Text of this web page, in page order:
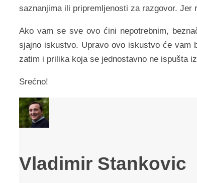
saznanjima ili pripremljenosti za razgovor.
Ako vam se sve ovo ćini nepotrebnim,
sjajno iskustvo. Upravo ovo iskustvo će vam
zatim i prilika koja se jednostavno ne ispušta
Srećno!
Vladimir Stankovic